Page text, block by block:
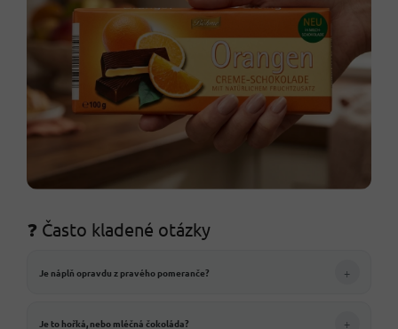
❓ Často kladené otázky
Je náplň opravdu z pravého pomeranče? +
Je to hořká, nebo mléčná čokoláda? +